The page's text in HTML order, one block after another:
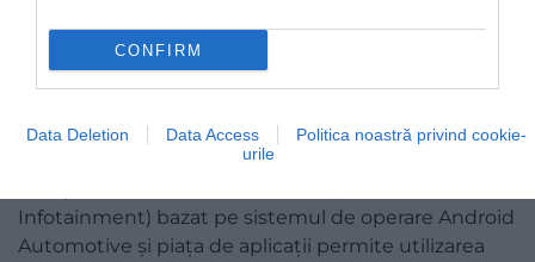
CONFIRM
Data Deletion Data Access
Politica noastră privind cookie-
urile
Foto:Kia Motors
Modelul PV5 dispune de un grup de instrumente
precum și tehnologia Digital Key 2.0
(NFC+BLE+UWB) pentru acces îmbunătățit la
Infotainment) bazat pe sistemul de operare Android
Automotive și piața de aplicații permite utilizarea